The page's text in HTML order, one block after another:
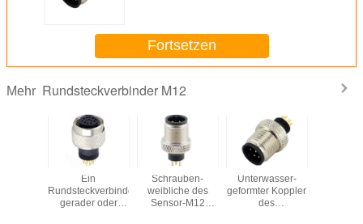
für medizinisches
Fortsetzen
Mehr Rundsteckverbinder M12
Ein
Rundsteckverbinder-
gerader oder
Schrauben-
weibliche des
Sensor-M12
Unterwasser-
geformter Koppler
des